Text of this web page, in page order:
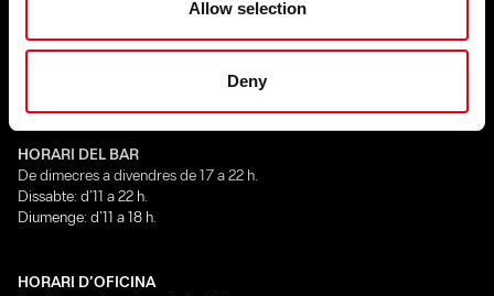
Allow selection
Deny
Diumenge, d’11 a 18 h
HORARI DEL BAR
De dimecres a divendres de 17 a 22 h.
Dissabte: d’11 a 22 h.
Diumenge: d’11 a 18 h.
HORARI D’OFICINA